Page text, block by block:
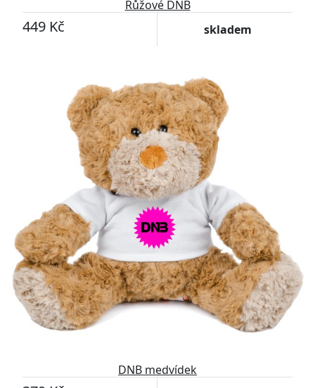
Růžové DNB
449 Kč skladem
DNB medvídek